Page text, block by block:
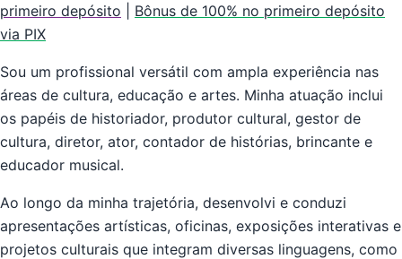
primeiro depósito
Bônus de 100% no primeiro depósito
via PIX
Sou um profissional versátil com ampla experiência nas
áreas de cultura, educação e artes. Minha atuação inclui
os papéis de historiador, produtor cultural, gestor de
cultura, diretor, ator, contador de histórias, brincante e
educador musical.
Ao longo da minha trajetória, desenvolvi e conduzi
apresentações artísticas, oficinas, exposições interativas e
projetos culturais que integram diversas linguagens, como